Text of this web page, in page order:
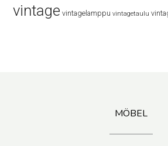
vintage vintagelamppu vintagetaulu
MÖBEL